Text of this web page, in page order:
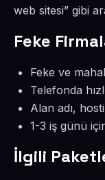
web sitesi” gibi
Feke
Feke ve
Telefonda
Alan adı,
1-3 iş günü
İlgili